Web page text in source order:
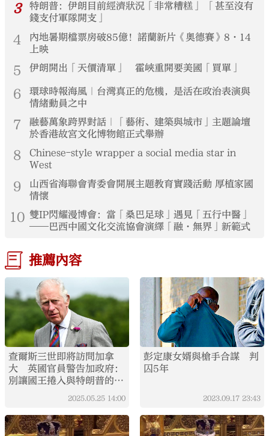
3
特朗普：伊朗目前經濟狀況「非常糟糕」 「甚至沒有
錢支付軍隊開支」
4
內地暑期檔票房破85億！諾蘭新片《奧德賽》8·14
上映
5 伊朗開出「天價清單」 霍峽重開要美國「買單」
6
環球時報海風｜台灣真正的危機，是活在政治表演與
情緒動員之中
7
融藝萬象跨界對話｜「藝術、建築與城市」主題論壇
於香港故宮文化博物館正式舉辦
8
Chinese-style wrapper a social media star in
West
9
山西省海聯會青委會開展主題教育實踐活動 厚植家國
情懷
10 雙IP閃耀漫博會：當「桑巴足球」遇見「五行中醫」
——巴西中國文化交流協會演繹「融·無界」新範式
推薦內容
查爾斯三世即將訪問加拿
大 英國官員警告加政府：
別讓國王捲入與特朗普的爭
2025.05.25 14:00
彭定康女婿與槍手合謀 判
囚5年
2023.09.17 23:43